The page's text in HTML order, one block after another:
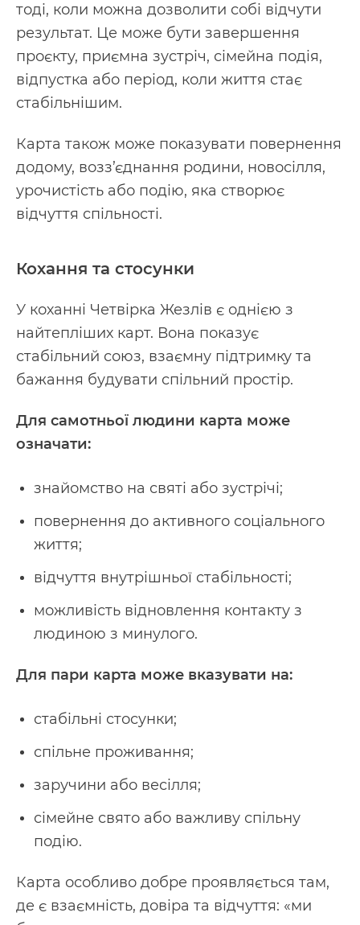
тоді, коли можна дозволити собі відчути
результат. Це може бути завершення
проєкту, приємна зустріч, сімейна подія,
відпустка або період, коли життя стає
стабільнішим.
Карта також може показувати повернення
додому, возз’єднання родини, новосілля,
урочистість або подію, яка створює
відчуття спільності.
Кохання та стосунки
У коханні Четвірка Жезлів є однією з
найтепліших карт. Вона показує
стабільний союз, взаємну підтримку та
бажання будувати спільний простір.
Для самотньої людини карта може
означати:
знайомство на святі або зустрічі;
повернення до активного соціального
життя;
відчуття внутрішньої стабільності;
можливість відновлення контакту з
людиною з минулого.
Для пари карта може вказувати на:
стабільні стосунки;
спільне проживання;
заручини або весілля;
сімейне свято або важливу спільну
подію.
Карта особливо добре проявляється там,
де є взаємність, довіра та відчуття: «ми